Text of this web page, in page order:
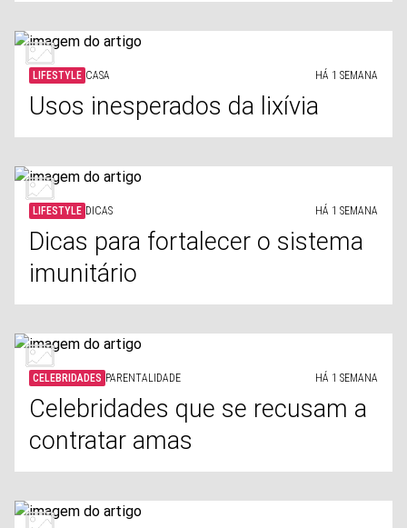
LIFESTYLE CASA HÁ 1 SEMANA
Usos inesperados da lixívia
LIFESTYLE DICAS HÁ 1 SEMANA
Dicas para fortalecer o sistema
imunitário
CELEBRIDADES PARENTALIDADE HÁ 1 SEMANA
Celebridades que se recusam a
contratar amas